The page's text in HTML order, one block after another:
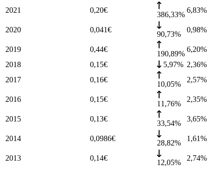
2021 0,20€
386,33%
6,83%
2020 0,041€
90,73%
0,98%
2019 0,44€
190,89%
6,20%
2018
0,15€ 5,97% 2,36%
2017
0,16€
10,05%
2,57%
2016 0,15€
11,76%
2,35%
2015 0,13€
33,54%
3,65%
2014 0,0986€
28,82%
1,61%
2013 0,14€
12,05%
2,74%